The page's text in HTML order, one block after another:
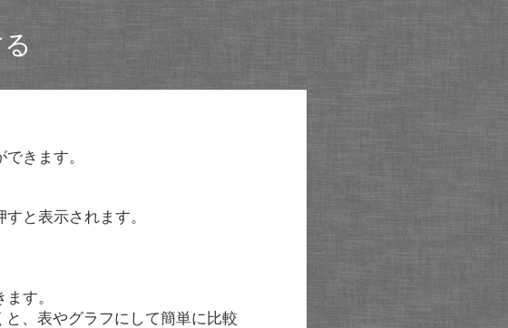
きます。
と表示されます。
す。
、表やグラフにして簡単に比較